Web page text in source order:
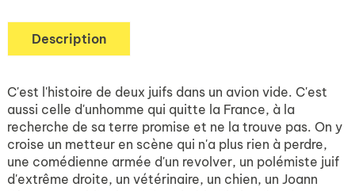
Description
C'est l'histoire de deux juifs dans un avion vide. C'est
aussi celle d'unhomme qui quitte la France, à la
recherche de sa terre promise et ne la trouve pas. On y
croise un metteur en scène qui n'a plus rien à perdre,
une comédienne armée d'un revolver, un polémiste juif
d'extrême droite, un vétérinaire, un chien, un Joann